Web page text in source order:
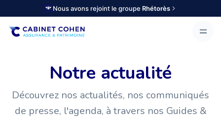
Nous avons rejoint le groupe Rhétorès
Notre actualité
Découvrez nos actualités, nos communiqués
de presse, l'agenda, à travers nos Guides &